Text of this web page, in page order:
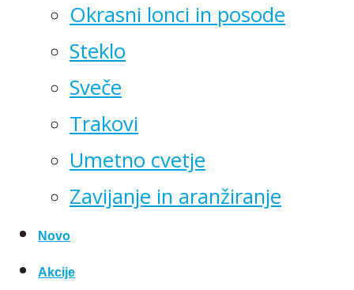
Okrasni lonci in posode
Steklo
Sveče
Trakovi
Umetno cvetje
Zavijanje in aranžiranje
Novo
Akcije